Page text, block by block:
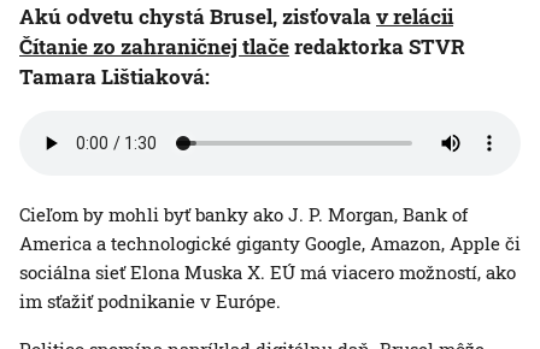
Akú odvetu chystá Brusel, zisťovalav relácii
Čítanie zo zahraničnej tlačeredaktorka STVR
Tamara Lištiaková:
Cieľom by mohli byť banky ako J. P. Morgan, Bank of
America a technologické giganty Google, Amazon, Apple či
sociálna sieť Elona Muska X. EÚ má viacero možností, ako
im sťažiť podnikanie v Európe.